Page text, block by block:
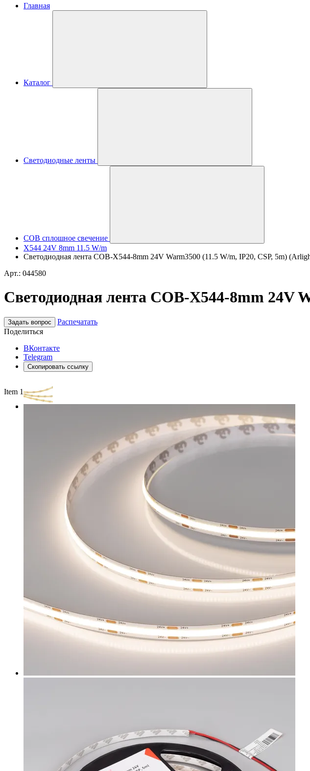
Главная
Каталог
Светодиодные ленты
COB сплошное свечение
X544 24V 8mm 11.5 W/m
Светодиодная лента COB-X544-8mm 24V Warm3500 (11.5 W/m, IP20, CSP, 5m)
Арт.: 044580
Светодиодная лента COB-X544-8mm 24V
Задать вопрос
Распечатать
Поделиться
ВКонтакте
Telegram
Скопировать ссылку
Item 1 of 3